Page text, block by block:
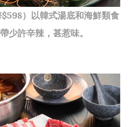
）以韓式湯底和海鮮類食
少許辛辣，甚惹味。